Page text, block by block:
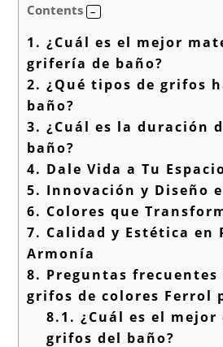
Contents
1. ¿Cuál es el mejor
grifería de baño?
2. ¿Qué tipos de grifos
baño?
3. ¿Cuál es la duración
baño?
4. Dale Vida a Tu
5. Innovación y Diseño
6. Colores que
7. Calidad y Estética en
Armonía
8. Preguntas frecuentes
grifos de colores Ferrol
8.1. ¿Cuál es el
grifos del baño?